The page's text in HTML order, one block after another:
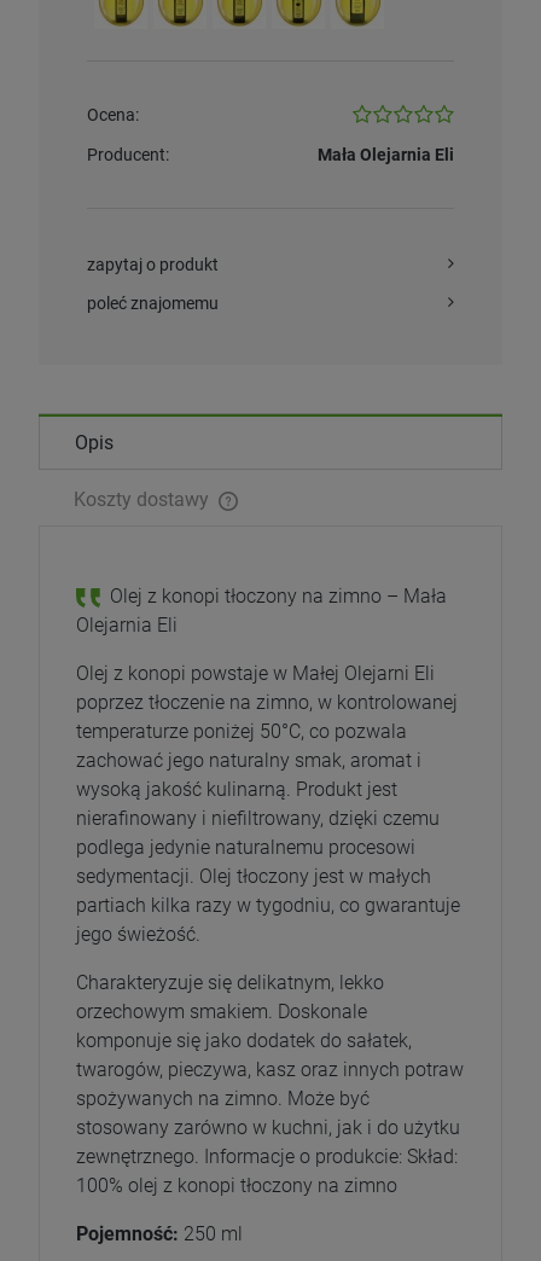
Ocena:
Producent: Mała Olejarnia Eli
zapytaj o produkt
poleć znajomemu
Opis
Koszty dostawy
Olej z konopi tłoczony na zimno – Mała
Olejarnia Eli
Olej z konopi powstaje w Małej Olejarni Eli
poprzez tłoczenie na zimno, w kontrolowanej
temperaturze poniżej 50°C, co pozwala
zachować jego naturalny smak, aromat i
wysoką jakość kulinarną. Produkt jest
nierafinowany i niefiltrowany, dzięki czemu
podlega jedynie naturalnemu procesowi
sedymentacji. Olej tłoczony jest w małych
partiach kilka razy w tygodniu, co gwarantuje
jego świeżość.
Charakteryzuje się delikatnym, lekko
orzechowym smakiem. Doskonale
komponuje się jako dodatek do sałatek,
twarogów, pieczywa, kasz oraz innych potraw
spożywanych na zimno. Może być
stosowany zarówno w kuchni, jak i do użytku
zewnętrznego. Informacje o produkcie: Skład:
100% olej z konopi tłoczony na zimno
Pojemność: 250 ml